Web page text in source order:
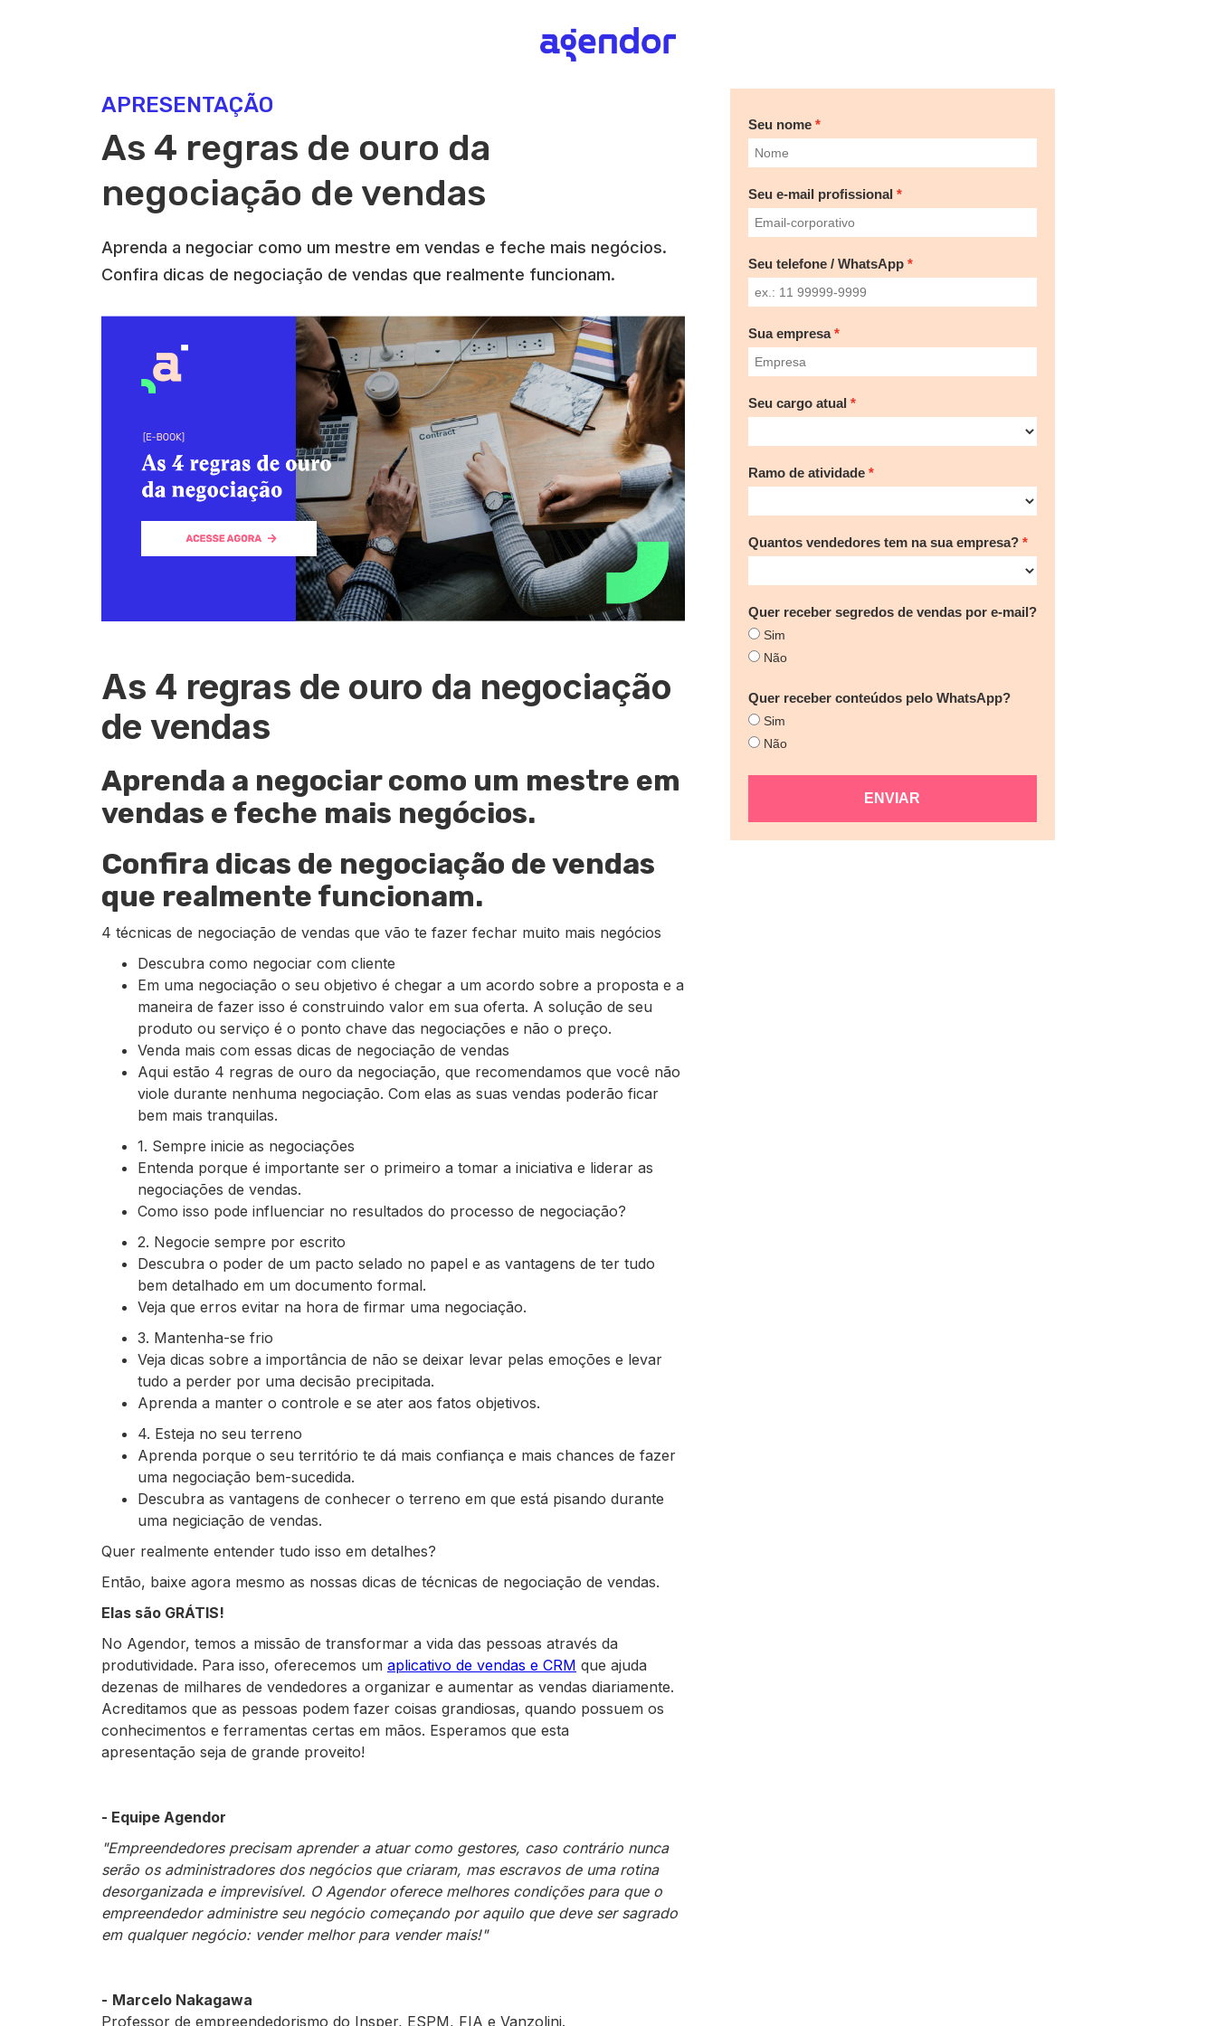
APRESENTAÇÃO
As 4 regras de ouro da
negociação de vendas
Aprenda a negociar como um mestre em vendas e feche mais negócios.
Confira dicas de negociação de vendas que realmente funcionam.
As 4 regras de ouro da negociação
de vendas
Aprenda a negociar como um mestre em
vendas e feche mais negócios.
Confira dicas de negociação de vendas
que realmente funcionam.
4 técnicas de negociação de vendas que vão te fazer fechar muito mais negócios
Descubra como negociar com cliente
Em uma negociação o seu objetivo é chegar a um acordo sobre a proposta e a
maneira de fazer isso é construindo valor em sua oferta. A solução de seu
produto ou serviço é o ponto chave das negociações e não o preço.
Venda mais com essas dicas de negociação de vendas
Aqui estão 4 regras de ouro da negociação, que recomendamos que você não
viole durante nenhuma negociação. Com elas as suas vendas poderão ficar
bem mais tranquilas.
1. Sempre inicie as negociações
Entenda porque é importante ser o primeiro a tomar a iniciativa e liderar as
negociações de vendas.
Como isso pode influenciar no resultados do processo de negociação?
2. Negocie sempre por escrito
Descubra o poder de um pacto selado no papel e as vantagens de ter tudo
bem detalhado em um documento formal.
Veja que erros evitar na hora de firmar uma negociação.
3. Mantenha-se frio
Veja dicas sobre a importância de não se deixar levar pelas emoções e levar
tudo a perder por uma decisão precipitada.
Aprenda a manter o controle e se ater aos fatos objetivos.
4. Esteja no seu terreno
Aprenda porque o seu território te dá mais confiança e mais chances de fazer
uma negociação bem-sucedida.
Descubra as vantagens de conhecer o terreno em que está pisando durante
uma negiciação de vendas.
Quer realmente entender tudo isso em detalhes?
Então, baixe agora mesmo as nossas dicas de técnicas de negociação de vendas.
Elas são GRÁTIS!
No Agendor, temos a missão de transformar a vida das pessoas através da
produtividade. Para isso, oferecemos um aplicativo de vendas e CRM que ajuda
dezenas de milhares de vendedores a organizar e aumentar as vendas diariamente.
Acreditamos que as pessoas podem fazer coisas grandiosas, quando possuem os
conhecimentos e ferramentas certas em mãos. Esperamos que esta
apresentação seja de grande proveito!
- Equipe Agendor
"Empreendedores precisam aprender a atuar como gestores, caso contrário nunca
serão os administradores dos negócios que criaram, mas escravos de uma rotina
desorganizada e imprevisível. O Agendor oferece melhores condições para que o
empreendedor administre seu negócio começando por aquilo que deve ser sagrado
em qualquer negócio: vender melhor para vender mais!"
- Marcelo Nakagawa
Professor de empreendedorismo do Insper, ESPM, FIA e Vanzolini.
Seu nome
Seu e-mail profissional
Seu telefone / WhatsApp
Sua empresa
Seu cargo atual
Ramo de atividade
Quantos vendedores tem na sua empresa?
Quer receber segredos de vendas por e-mail?
Sim
Não
Quer receber conteúdos pelo WhatsApp?
Sim
Não
ENVIAR